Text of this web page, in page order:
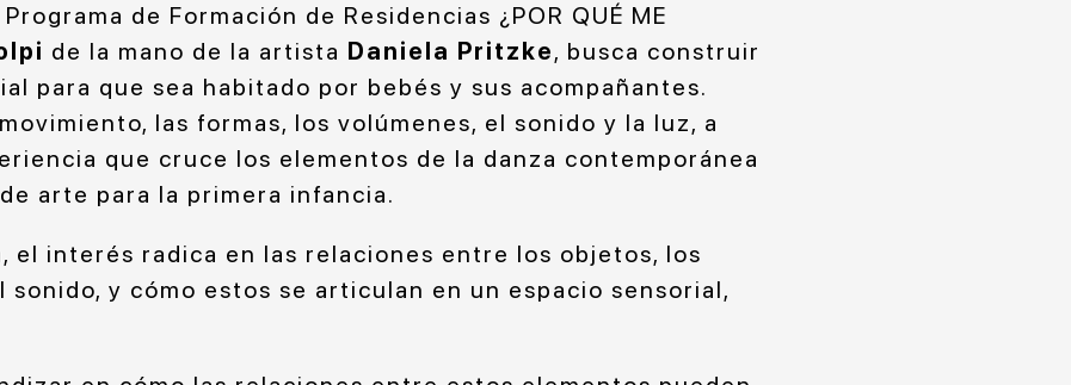
de Formación de Residencias ¿POR QUÉ ME
de la mano de la artista Daniela Pritzke, busca construir
para que sea habitado por bebés y sus acompañantes.
las formas, los volúmenes, el sonido y la luz, a
que cruce los elementos de la danza contemporánea
arte para la primera infancia.
el interés radica en las relaciones entre los objetos, los
sonido, y cómo estos se articulan en un espacio sensorial,